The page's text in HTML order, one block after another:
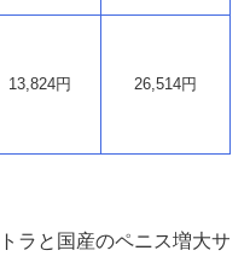
13,824円 26,514円
ラと国産のペニス増大サ